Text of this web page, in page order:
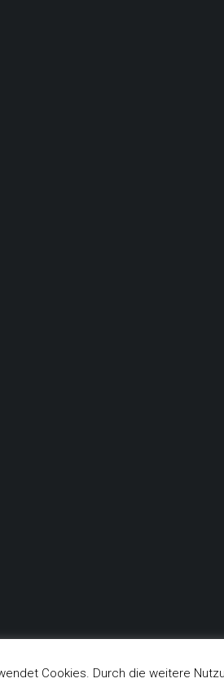
Cookies. Durch die weitere